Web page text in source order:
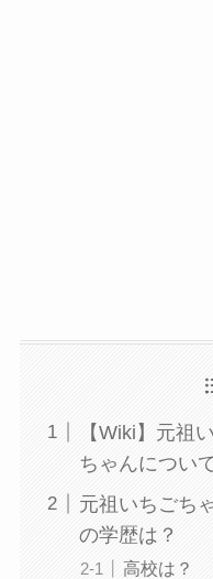
【Wiki】元祖
ちゃんについ
元祖いちごち
の学歴は？
高校は？